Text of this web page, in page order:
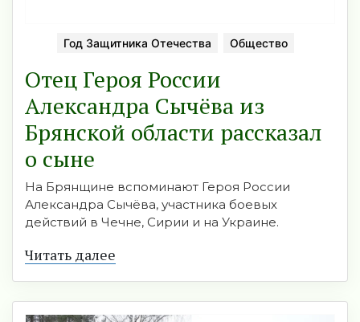
Год Защитника Отечества Общество
Отец Героя России
Александра Сычёва из
Брянской области рассказал
о сыне
На Брянщине вспоминают Героя России
Александра Сычёва, участника боевых
действий в Чечне, Сирии и на Украине.
Читать далее